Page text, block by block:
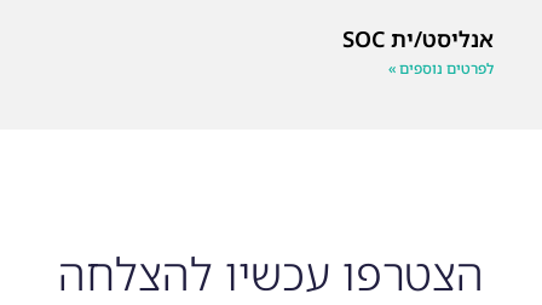
אנליסט/ית SOC
לפרטים נוספים »
הצטרפו עכשיו להצלחה